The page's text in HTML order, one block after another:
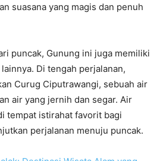
suasana yang magis dan penuh
puncak, Gunung ini juga memiliki
Di tengah perjalanan,
Curug Ciputrawangi, sebuah air
air yang jernih dan segar. Air
tempat istirahat favorit bagi
perjalanan menuju puncak.